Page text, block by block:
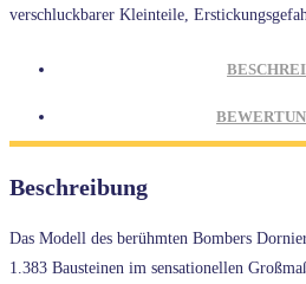
17Z-
Menge
verschluckbarer Kleinteile,
Beschreibung
Das Modell des berühmten Bombers
1.383 Bausteinen im sensationellen